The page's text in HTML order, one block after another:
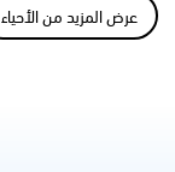
عرض المزيد من الأحياء